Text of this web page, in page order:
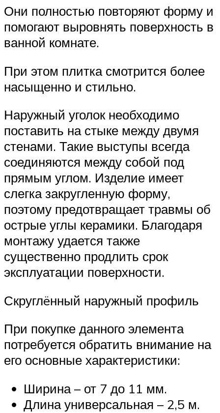
Они полностью повторяют форму и
помогают выровнять поверхность в
ванной комнате.
При этом плитка смотрится более
насыщенно и стильно.
Наружный уголок необходимо
поставить на стыке между двумя
стенами. Такие выступы всегда
соединяются между собой под
прямым углом. Изделие имеет
слегка закругленную форму,
поэтому предотвращает травмы об
острые углы керамики. Благодаря
монтажу удается также
существенно продлить срок
эксплуатации поверхности.
Скруглëнный наружный профиль
При покупке данного элемента
потребуется обратить внимание на
его основные характеристики:
Ширина – от 7 до 11 мм.
Длина универсальная – 2,5 м.